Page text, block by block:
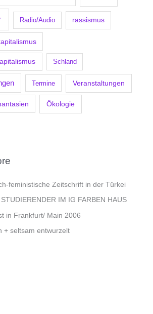
Radio/Audio rassismus
Schland
Termine Veranstaltungen
Ökologie
feministische Zeitschrift in der Türkei
STUDIERENDER IM IG FARBEN HAUS
in Frankfurt/ Main 2006
+ seltsam entwurzelt